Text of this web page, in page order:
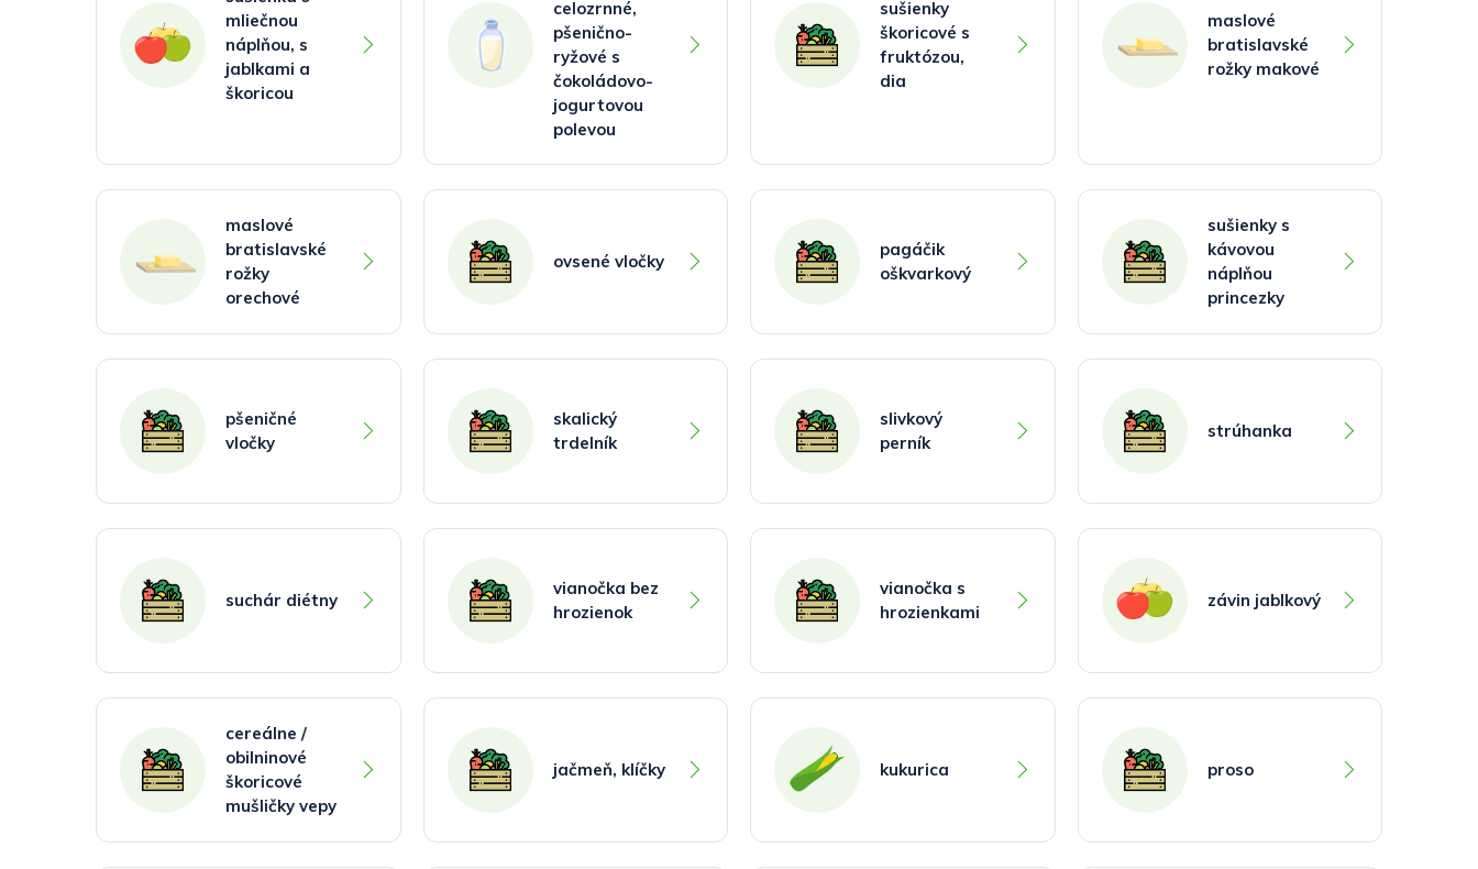
mliečnou
náplňou, s
jablkami a
škoricou
celozrnné,
pšenično-
ryžové s
čokoládovo-
jogurtovou
polevou
sušienky
škoricové s
fruktózou,
dia
maslové
bratislavské
rožky makové
maslové
bratislavské
rožky
orechové
ovsené vločky
pagáčik
oškvarkový
sušienky s
kávovou
náplňou
princezky
pšeničné
vločky
skalický
trdelník
slivkový
perník
strúhanka
suchár diétny
vianočka bez
hrozienok
vianočka s
hrozienkami
závin jablkový
cereálne /
obilninové
škoricové
mušličky vepy
jačmeň, klíčky kukurica proso